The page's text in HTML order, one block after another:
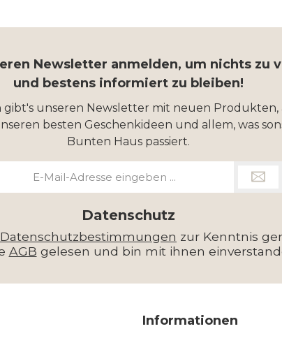
Newsletter anmelden, um nichts zu
und bestens informiert zu bleiben!
gibt's unseren Newsletter mit neuen
besten Geschenkideen und allem, was
Bunten Haus passiert.
Datenschutz
Datenschutzbestimmungen zur Kenntnis
AGB gelesen und bin mit ihnen
Informationen